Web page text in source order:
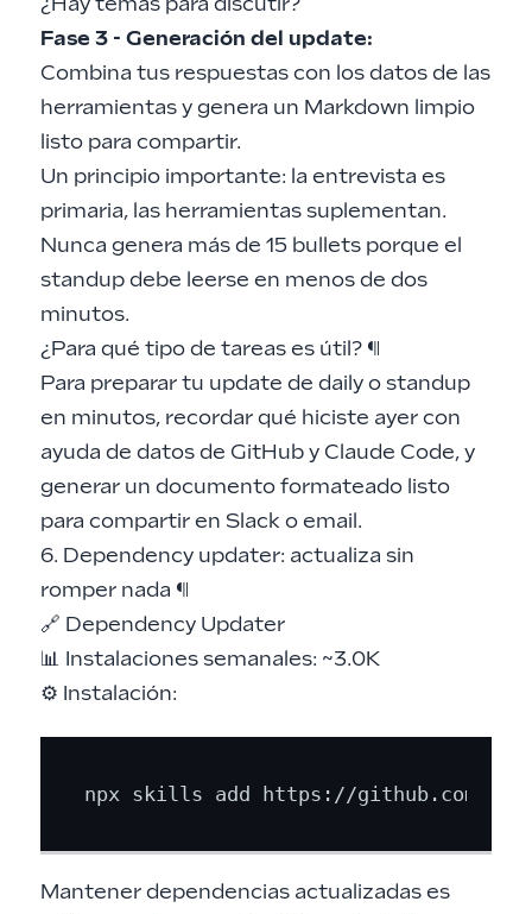
Fase 3 - Generación del update:
Combina tus respuestas con los datos de las
herramientas y genera un Markdown limpio
listo para compartir.
Un principio importante: la entrevista es
primaria, las herramientas suplementan.
Nunca genera más de 15 bullets porque el
standup debe leerse en menos de dos
minutos.
¿Para qué tipo de tareas es útil? ¶
Para preparar tu update de daily o standup
en minutos, recordar qué hiciste ayer con
ayuda de datos de GitHub y Claude Code, y
generar un documento formateado listo
para compartir en Slack o email.
6. Dependency updater: actualiza sin
romper nada ¶
🔗 Dependency Updater
📊 Instalaciones semanales: ~3.0K
⚙️ Instalación:
Mantener dependencias actualizadas es